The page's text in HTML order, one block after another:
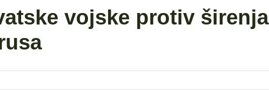
vojske protiv širenja